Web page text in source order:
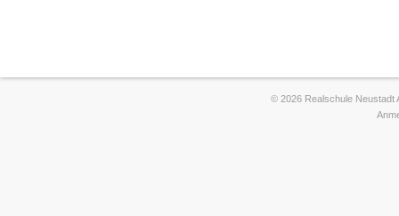
© 2026 Realschule Neustadt